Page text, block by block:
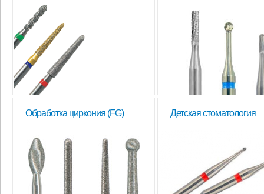
Обработка циркония (FG) Детская стоматология